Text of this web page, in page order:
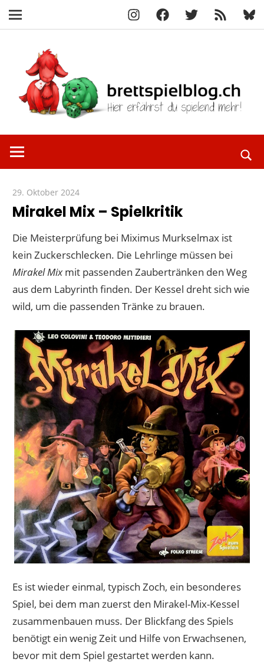
InstagramFacebook
X
RSS-
Feed
Navigation
springen
erfährst
mehr!
29. Oktober 2024
Mirakel Mix – Spielkritik
Die Meisterprüfung bei Miximus Murkselmax ist
kein Zuckerschlecken. Die Lehrlinge müssen bei
Mirakel Mixmit passenden Zaubertränken den Weg
aus dem Labyrinth finden. Der Kessel dreht sich wie
wild, um die passenden Tränke zu brauen.
Es ist wieder einmal, typisch Zoch, ein besonderes
Spiel, bei dem man zuerst den Mirakel-Mix-Kessel
zusammenbauen muss. Der Blickfang des Spiels
benötigt ein wenig Zeit und Hilfe von Erwachsenen,
bevor mit dem Spiel gestartet werden kann.